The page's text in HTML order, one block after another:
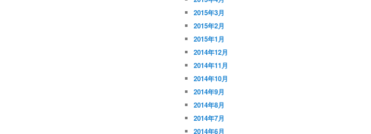
2015年3月
2015年2月
2015年1月
2014年12月
2014年11月
2014年10月
2014年9月
2014年8月
2014年7月
2014年6月